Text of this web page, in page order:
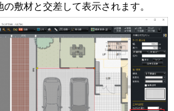
敷材と交差して表示されます。